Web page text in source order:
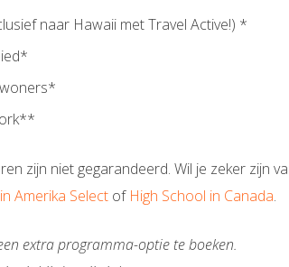
naar Hawaii met Travel Active!) *
zijn niet gegarandeerd. Wil je zeker zijn
Amerika Selectof High School in Canada.
extra programma-optie te boeken.